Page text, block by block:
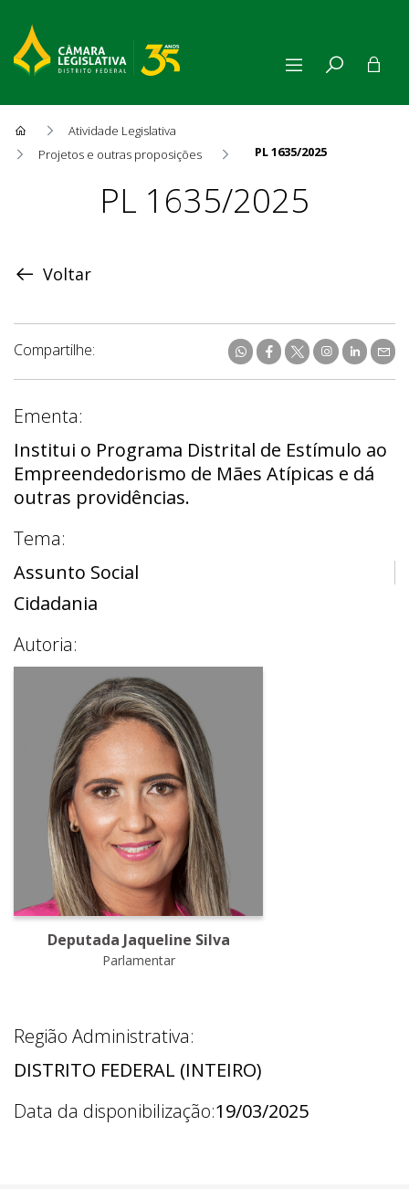
Atividade Legislativa
Projetos e outras proposições
PL 1635/2025
ProposiçãoPL 1635/2025
Voltar
Compartilhe:
Ementa:
Institui o Programa Distrital de Estímulo ao
Empreendedorismo de Mães Atípicas e dá
outras providências.
Tema:
Assunto Social
Cidadania
Autoria:
Deputada Jaqueline Silva
Parlamentar
Região Administrativa:
DISTRITO FEDERAL (INTEIRO)
Data da disponibilização:19/03/2025